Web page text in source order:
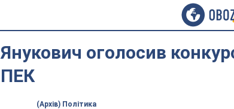
Янукович оголосив
ПЕК
(Архів) Політика